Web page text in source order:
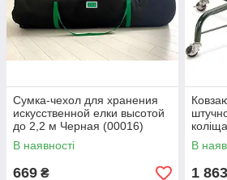
Сумка-чехол для хранения
искусственной елки высотой
до 2,2 м Черная (00016)
В наявності
669 ₴
В
1 863